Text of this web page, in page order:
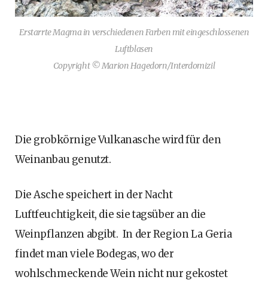
Erstarrte Magma in verschiedenen Farben mit eingeschlossenen
Luftblasen
Copyright © Marion Hagedorn/Interdomizil
Die grobkörnige Vulkanasche wird für den
Weinanbau genutzt.
Die Asche speichert in der Nacht
Luftfeuchtigkeit, die sie tagsüber an die
Weinpflanzen abgibt. In der Region La Geria
findet man viele Bodegas, wo der
wohlschmeckende Wein nicht nur gekostet